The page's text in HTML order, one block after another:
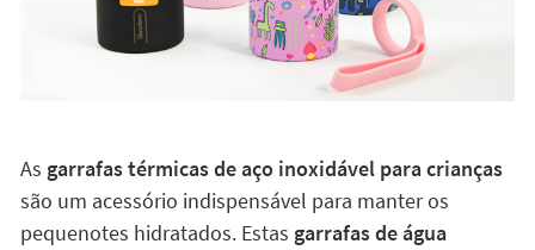
As garrafas térmicas de aço inoxidável para crianças
são um acessório indispensável para manter os
pequenotes hidratados. Estas garrafas de água